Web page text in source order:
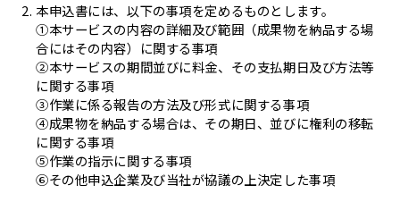
本申込書には、以下の事項を定めるものとします。
①本サービスの内容の詳細及び範囲（成果物を納品する場
合にはその内容）に関する事項
②本サービスの期間並びに料金、その支払期日及び方法等
に関する事項
③作業に係る報告の方法及び形式に関する事項
④成果物を納品する場合は、その期日、並びに権利の移転
に関する事項
⑤作業の指示に関する事項
⑥その他申込企業及び当社が協議の上決定した事項